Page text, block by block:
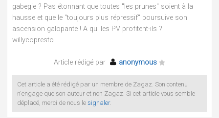
gabegie ? Pas étonnant que toutes "les prunes" soient à la
hausse et que le "toujours plus répressif" poursuive son
ascension galopante ! A qui les PV profitent-ils ?
willycopresto
Article rédigé par anonymous
Cet article a été rédigé par un membre de Zagaz. Son contenu
n'engage que son auteur et non Zagaz. Si cet article vous semble
déplacé, merci de nous le signaler.